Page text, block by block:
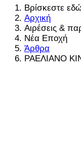
Βρίσκεστε
Αρχική
Αιρέσεις &
Νέα Εποχή
Άρθρα
ΡΑΕΛΙΑΝΟ